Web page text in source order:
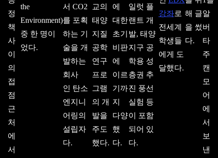
정
책
사
이
의
접
점
근
처
에
서
the
Environment)
중 한 명이
었다.
서 CO2
를 포획
하는 기
술을 개
발하는
회사
인 탄소
엔지니
어링의
설립자
다.
교의
태양
지질
공학
연구
프로
그램
의 개
발을
주도
했다.
에
대한
초기
비판
에
이르
기까
지
다양
했
다.
일럿 플
랜트 개
발, 태양
지구 공
학용 성
층권 추
진 풍선
실험 등
이 포함
되어 있
다.
강좌로
전세계
학생들
에게 도
달했다.
해 글
을 썼
다.
알
버
타
주
캔
모
어
에
서
보
낸